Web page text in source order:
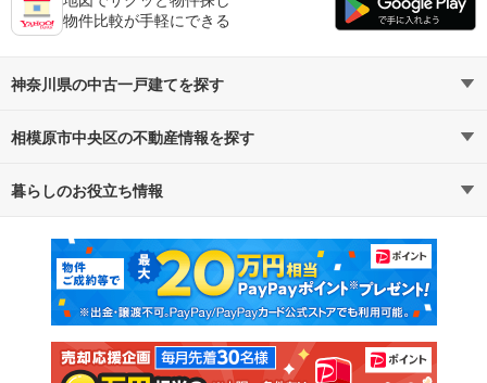
物件比較が手軽にできる
神奈川県の中古一戸建てを探す
路線・駅から探す
通勤・通学時間から探す
相模原市中央区の不動産情報を探す
不動産・住宅
新築マンション 中古マンション
新築一戸建て 中古一戸建て
注文住宅 土地
暮らしのお役立ち情報
マンションカタログ 教えて！住まいの先生